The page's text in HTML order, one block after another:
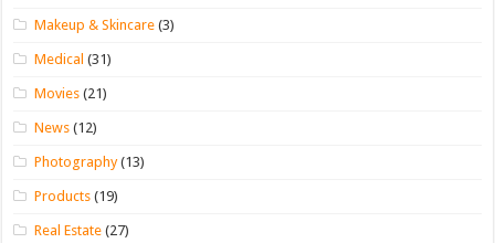
Makeup & Skincare (3)
Medical (31)
Movies (21)
News (12)
Photography(13)
Products (19)
Real Estate (27)